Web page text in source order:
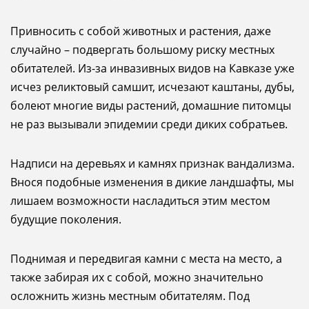
Привносить с собой животных и растения, даже
случайно – подвергать большому риску местных
обитателей. Из-за инвазивных видов на Кавказе уже
исчез реликтовый самшит, исчезают каштаны, дубы,
болеют многие виды растений, домашние питомцы
не раз вызывали эпидемии среди диких собратьев.
Надписи на деревьях и камнях признак вандализма.
Внося подобные изменения в дикие ландшафты, мы
лишаем возможности насладиться этим местом
будущие поколения.
Поднимая и передвигая камни с места на место, а
также забирая их с собой, можно значительно
осложнить жизнь местным обитателям. Под